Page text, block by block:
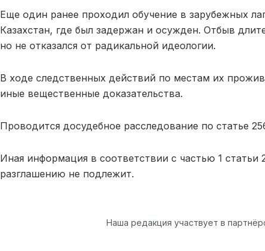
Еще один ранее проходил обучение в зарубежных
Казахстан, где был задержан и осужден. Отбыв
но не отказался от радикальной идеологии.
В ходе следственных действий по местам их
иные вещественные доказательства.
Проводится досудебное расследование по статье
Иная информация в соответствии с частью 1 статьи
разглашению не подлежит.
Наша редакция участвует в